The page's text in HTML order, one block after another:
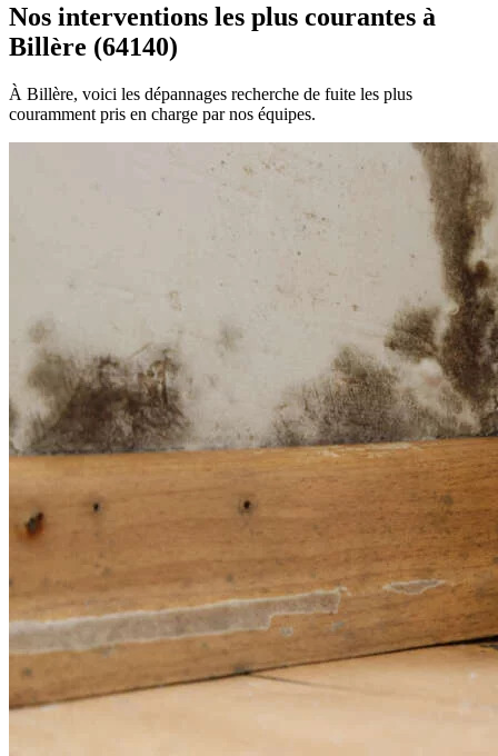
Nos interventions les plus courantes à
Billère (64140)
À Billère, voici les dépannages recherche de fuite les plus
couramment pris en charge par nos équipes.